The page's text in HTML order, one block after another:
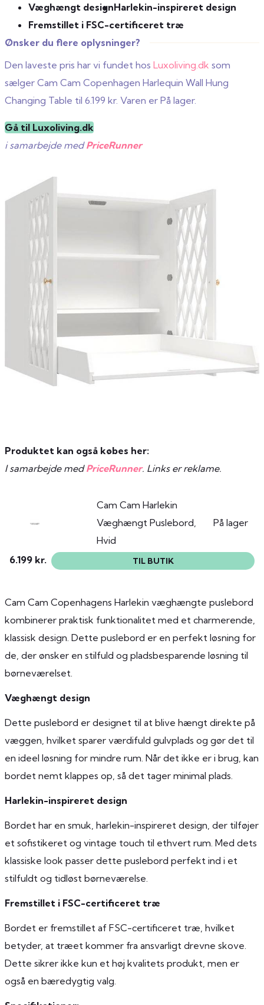
Væghængt designHarlekin-inspireret design
Fremstillet i FSC-certificeret træ
Ønsker du flere oplysninger?
Den laveste pris har vi fundet hos Luxoliving.dk som
sælger Cam Cam Copenhagen Harlequin Wall Hung
Changing Table til 6.199 kr. Varen er På lager.
Gå til Luxoliving.dk
i samarbejde medPriceRunner
Produktet kan også købes her:
I samarbejde medPriceRunner. Links er reklame.
Cam Cam Harlekin
Væghængt Puslebord,
Hvid
På lager
6.199 kr. TIL BUTIK
Cam Cam Copenhagens Harlekin væghængte puslebord
kombinerer praktisk funktionalitet med et charmerende,
klassisk design. Dette puslebord er en perfekt løsning for
de, der ønsker en stilfuld og pladsbesparende løsning til
børneværelset.
Væghængt design
Dette puslebord er designet til at blive hængt direkte på
væggen, hvilket sparer værdifuld gulvplads og gør det til
en ideel løsning for mindre rum. Når det ikke er i brug, kan
bordet nemt klappes op, så det tager minimal plads.
Harlekin-inspireret design
Bordet har en smuk, harlekin-inspireret design, der tilføjer
et sofistikeret og vintage touch til ethvert rum. Med dets
klassiske look passer dette puslebord perfekt ind i et
stilfuldt og tidløst børneværelse.
Fremstillet i FSC-certificeret træ
Bordet er fremstillet af FSC-certificeret træ, hvilket
betyder, at træet kommer fra ansvarligt drevne skove.
Dette sikrer ikke kun et høj kvalitets produkt, men er
også en bæredygtig valg.